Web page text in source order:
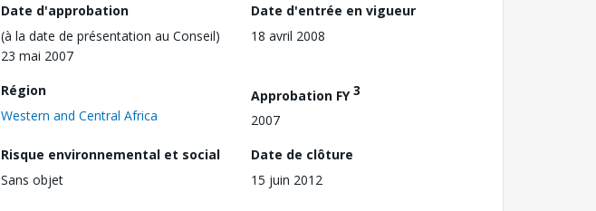
Date d'approbation
(à la date de présentation au Conseil)
23 mai 2007
Date d'entrée en vigueur
18 avril 2008
Région
Western and Central Africa
Approbation FY3
2007
Risque environnemental et social
Sans objet
Date de clôture
15 juin 2012